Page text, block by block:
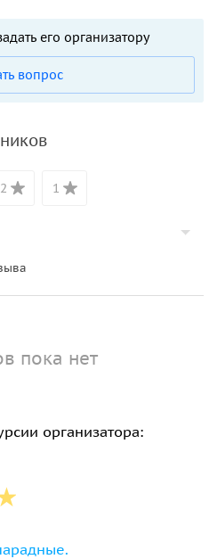
его организатору
вопрос
2 1
пока нет
организатора: